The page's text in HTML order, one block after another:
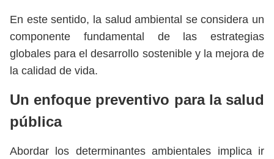
En este sentido, la salud ambiental se considera un
componente fundamental de las estrategias
globales para el desarrollo sostenible y la mejora de
la calidad de vida.
Un enfoque preventivo para la salud
pública
Abordar los determinantes ambientales implica ir